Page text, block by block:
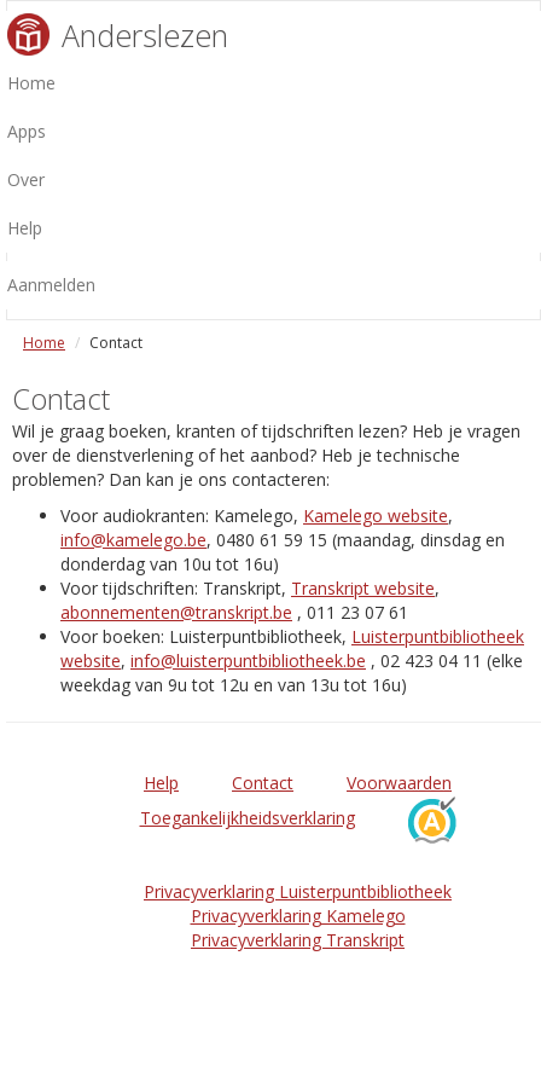
Anderslezen
Home
Apps
Over
Help
Aanmelden
Home Contact
Contact
Wil je graag boeken, kranten of tijdschriften lezen? Heb je vragen
over de dienstverlening of het aanbod? Heb je technische
problemen? Dan kan je ons contacteren:
Voor audiokranten: Kamelego, Kamelego website,
info@kamelego.be, 0480 61 59 15 (maandag, dinsdag en
donderdag van 10u tot 16u)
Voor tijdschriften: Transkript, Transkript website,
abonnementen@transkript.be , 011 23 07 61
Voor boeken: Luisterpuntbibliotheek, Luisterpuntbibliotheek
website, info@luisterpuntbibliotheek.be , 02 423 04 11 (elke
weekdag van 9u tot 12u en van 13u tot 16u)
Help Contact
Voorwaarden
Toegankelijkheidsverklaring
Privacyverklaring Luisterpuntbibliotheek
Privacyverklaring Kamelego
Privacyverklaring Transkript